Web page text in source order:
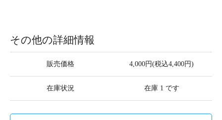
その他の詳細情報
販売価格 4,000円(税込4,400円)
在庫状況 在庫 1 です